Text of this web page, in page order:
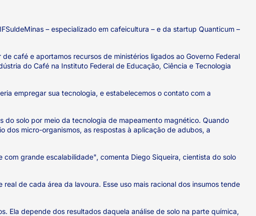
– especializado em cafeicultura – e da startup Quanticum –
café e aportamos recursos de ministérios ligados ao Governo Federal
do Café na Instituto Federal de Educação, Ciência e Tecnologia
empregar sua tecnologia, e estabelecemos o contato com a
solo por meio da tecnologia de mapeamento magnético. Quando
dos micro-organismos, as respostas à aplicação de adubos, a
grande escalabilidade", comenta Diego Siqueira, cientista do solo
de cada área da lavoura. Esse uso mais racional dos insumos tende
Ela depende dos resultados daquela análise de solo na parte química,